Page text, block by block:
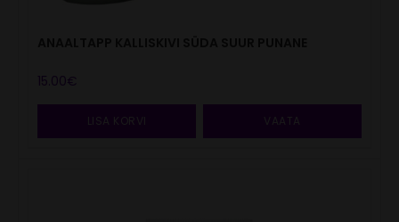
15.00€
LISA KORVI VAATA